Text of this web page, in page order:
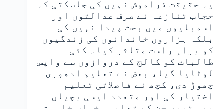
یہ حقیقت فراموش نہیں کی جاسکتی کہ
حجاب تنازعہ نے صرف عدالتوں اور
اسمبلیوں میں بحث پیدا نہیں کی
بلکہ ہزاروں خاندانوں کی زندگیوں
کو براہِ راست متاثر کیا۔ کئی
طالبات کو کالج کے دروازوں سے واپس
لوٹایا گیا، بعض نے تعلیم ادھوری
چھوڑ دی، کچھ نے فاصلاتی تعلیم
اختیار کی اور متعدد ایسی بچیاں